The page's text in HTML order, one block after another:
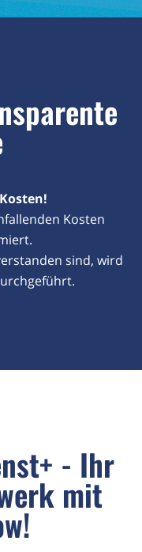
Kosten
sind, wird
- Ihr
mit